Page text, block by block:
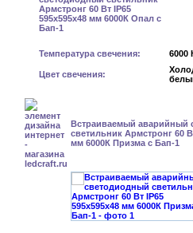
Температура свечения: 6000
Цвет свечения:
Встраиваемый аварийный
светильник Армстронг 60
мм 6000К Призма с Бап-1